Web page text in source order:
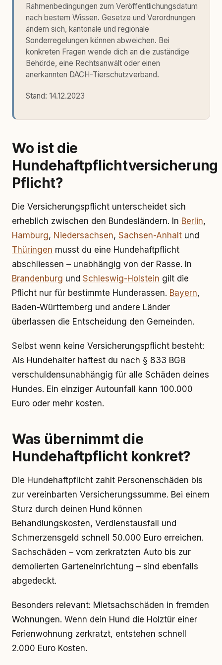
Rahmenbedingungen zum Veröffentlichungsdatum
nach bestem Wissen. Gesetze und Verordnungen
ändern sich, kantonale und regionale
Sonderregelungen können abweichen. Bei
konkreten Fragen wende dich an die zuständige
Behörde, eine Rechtsanwält oder einen
anerkannten DACH-Tierschutzverband.
Stand: 14.12.2023
Wo ist die
Hundehaftpflichtversicherung
Pflicht?
Die Versicherungspflicht unterscheidet sich
erheblich zwischen den Bundesländern. In Berlin,
Hamburg, Niedersachsen, Sachsen-Anhalt und
Thüringen musst du eine Hundehaftpflicht
abschliessen – unabhängig von der Rasse. In
Brandenburg und Schleswig-Holstein gilt die
Pflicht nur für bestimmte Hunderassen. Bayern,
Baden-Württemberg und andere Länder
überlassen die Entscheidung den Gemeinden.
Selbst wenn keine Versicherungspflicht besteht:
Als Hundehalter haftest du nach § 833 BGB
verschuldensunabhängig für alle Schäden deines
Hundes. Ein einziger Autounfall kann 100.000
Euro oder mehr kosten.
Was übernimmt die
Hundehaftpflicht konkret?
Die Hundehaftpflicht zahlt Personenschäden bis
zur vereinbarten Versicherungssumme. Bei einem
Sturz durch deinen Hund können
Behandlungskosten, Verdienstausfall und
Schmerzensgeld schnell 50.000 Euro erreichen.
Sachschäden – vom zerkratzten Auto bis zur
demolierten Garteneinrichtung – sind ebenfalls
abgedeckt.
Besonders relevant: Mietsachschäden in fremden
Wohnungen. Wenn dein Hund die Holztür einer
Ferienwohnung zerkratzt, entstehen schnell
2.000 Euro Kosten.